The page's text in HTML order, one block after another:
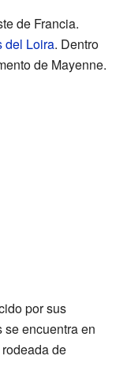
de Francia.
del Loira. Dentro
de Mayenne.
por sus
encuentra en
de